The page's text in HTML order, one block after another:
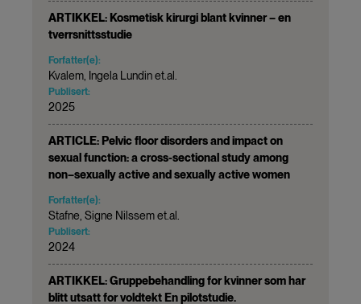
ARTIKKEL: Kosmetisk kirurgi blant kvinner – en
tverrsnittsstudie
Forfatter(e):
Kvalem, Ingela Lundin et.al.
Publisert:
2025
ARTICLE: Pelvic floor disorders and impact on
sexual function: a cross-sectional study among
non–sexually active and sexually active women
Forfatter(e):
Stafne, Signe Nilssem et.al.
Publisert:
2024
ARTIKKEL: Gruppebehandling for kvinner som har
blitt utsatt for voldtekt En pilotstudie.